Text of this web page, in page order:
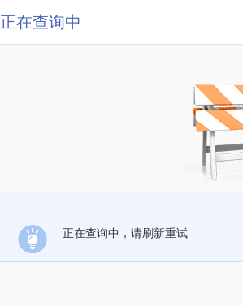
正在查询中
正在查询中，请刷新重试